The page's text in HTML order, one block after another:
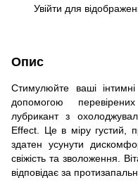
Увійти для
Опис
Стимулюйте ваші
допомогою
лубрикант з
Effect. Це в міру густий,
здатен усунути
свіжість та зволоження.
відповідає за